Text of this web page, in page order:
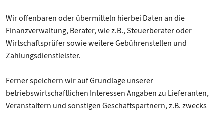
Wir offenbaren oder übermitteln hierbei Daten an die
Finanzverwaltung, Berater, wie z.B., Steuerberater oder
Wirtschaftsprüfer sowie weitere Gebührenstellen und
Zahlungsdienstleister.
Ferner speichern wir auf Grundlage unserer
betriebswirtschaftlichen Interessen Angaben zu Lieferanten,
Veranstaltern und sonstigen Geschäftspartnern, z.B. zwecks